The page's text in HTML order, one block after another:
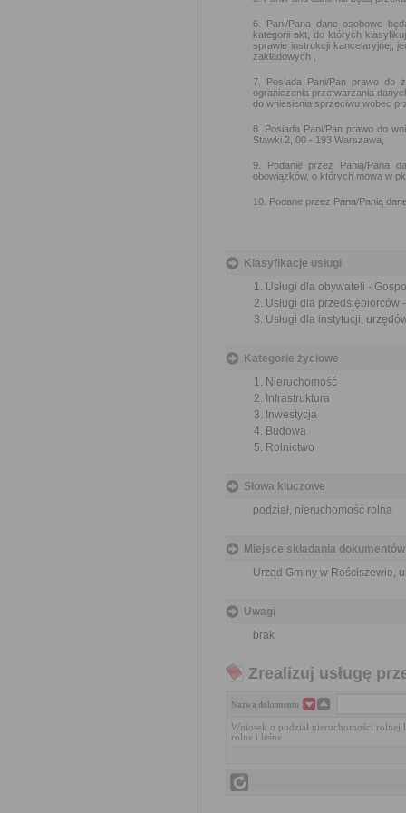
6. Pani/Pana dane osobowe
kategorii akt, do których
sprawie instrukcji kancelaryjnej,
zakładowych ,
7. Posiada Pani/Pan prawo do
ograniczenia przetwarzania
do wniesienia sprzeciwu wobec
8. Posiada Pani/Pan prawo do
Stawki 2, 00 - 193 Warszawa,
9. Podanie przez Panią/Pana
obowiązków, o których mowa w
10. Podane przez Pana/Panią
Klasyfikacje usługi
Usługi dla obywateli -
Usługi dla przedsiębiorców
Usługi dla instytucji,
Kategorie życiowe
Nieruchomość
Infrastruktura
Inwestycja
Budowa
Rolnictwo
Słowa kluczowe
podział, nieruchomość rolna
Miejsce składania dokumentów
Urząd Gminy w Rościszewie,
Uwagi
brak
Zrealizuj usługę
Nazwa dokumentu
Wniosek o podział nieruchomości rolnej
rolne i leśne